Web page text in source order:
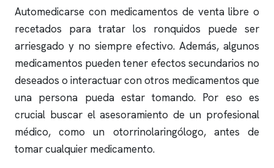
Automedicarse con medicamentos de venta libre o
recetados para tratar los ronquidos puede ser
arriesgado y no siempre efectivo. Además, algunos
medicamentos pueden tener efectos secundarios no
deseados o interactuar con otros medicamentos que
una persona pueda estar tomando. Por eso es
crucial buscar el asesoramiento de un profesional
médico, como un otorrinolaringólogo, antes de
tomar cualquier medicamento.